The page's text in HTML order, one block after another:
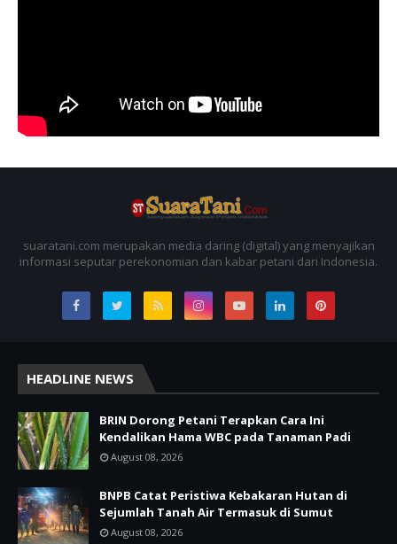
suaratani.com merupakan media daring (digital) yang menyajikan
informasi seputar perekonomian dan kabar petani dari Indonesia.
HEADLINE NEWS
BRIN Dorong Petani Terapkan Cara Ini
Kendalikan Hama WBC pada Tanaman Padi
August 08, 2026
BNPB Catat Peristiwa Kebakaran Hutan di
Sejumlah Tanah Air Termasuk di Sumut
August 08, 2026